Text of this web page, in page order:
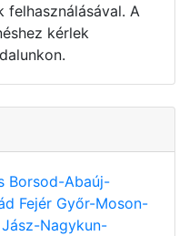
felhasználásával. A
kérlek
Borsod-Abaúj-
Fejér Győr-Moson-
Jász-Nagykun-